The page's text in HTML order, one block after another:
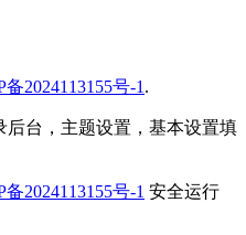
备2024113155号-1 .
后台，主题设置，基本设置填
备2024113155号-1 安全运行